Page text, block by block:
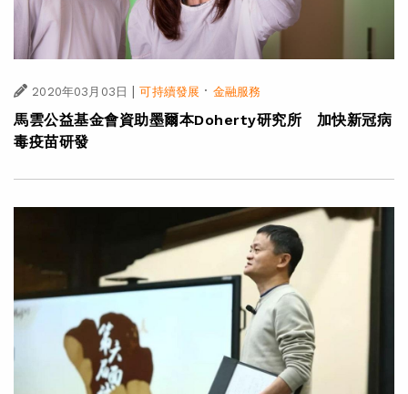
2020年03月03日 | 可持續發展 · 金融服務
馬雲公益基金會資助墨爾本Doherty研究所 加快新冠病
毒疫苗研發